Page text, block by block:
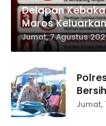
Delapan
Maros
Jumat, 7 Agustus
Air
Jumat,